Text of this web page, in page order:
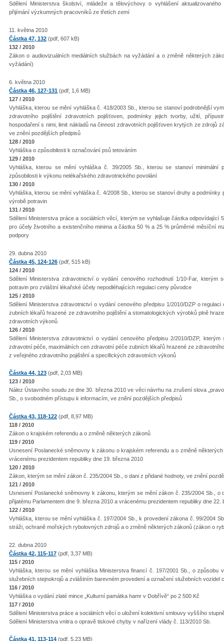
Sdělení Ministerstva školství, mládeže a tělovýchovy o vyhlášení
přijímání výzkumných pracovníků ze třetích zemí
11. května 2010
Částka 47, 132 (pdf, 607 kB)
132 / 2010
Zákon o audiovizuálních mediálních službách na vyžádání a o změně některých
vyžádání)
6. května 2010
Částka 46, 127-131 (pdf, 1,6 MB)
127 / 2010
Vyhláška, kterou se mění vyhláška č. 418/2003 Sb., kterou se stanoví podrobnější
zdravotního pojištění zdravotních pojišťoven, podmínky jejich tvorby, užití,
hospodaření s nimi, limit nákladů na činnost zdravotních pojišťoven krytých ze zdrojů
ve znění pozdějších předpisů
128 / 2010
Vyhláška o způsobilosti k označování psů tetováním
129 / 2010
Vyhláška, kterou se mění vyhláška č. 39/2005 Sb., kterou se stanoví minimální
způsobilosti k výkonu nelékařského zdravotnického povolání
130 / 2010
Vyhláška, kterou se mění vyhláška č. 4/2008 Sb., kterou se stanoví druhy a
výrobě potravin
131 / 2010
Sdělení Ministerstva práce a sociálních věcí, kterým se vyhlašuje částka odpovídající
pro účely životního a existenčního minima a částka 50 % a 25 % průměrné měsíční
podpory
29. dubna 2010
Částka 45, 124-126 (pdf, 515 kB)
124 / 2010
Sdělení Ministerstva zdravotnictví o vydání cenového rozhodnutí 1/10-Far, kterým
potravin pro zvláštní lékařské účely nepodléhajících regulaci ceny původce
125 / 2010
Sdělení Ministerstva zdravotnictví o vydání cenového předpisu 1/2010/DZP o
zubních lékařů hrazené ze zdravotního pojištění a stomatologických výrobků plně
zdravotních výkonů
126 / 2010
Sdělení Ministerstva zdravotnictví o vydání cenového předpisu 2/2010/DZP,
zdravotní péče, maximálních cen zdravotní péče zubních lékařů hrazené ze
z veřejného zdravotního pojištění a specifických zdravotních výkonů
Částka 44, 123 (pdf, 2,03 MB)
123 / 2010
Nález Ústavního soudu ze dne 30. března 2010 ve věci návrhu na zrušení slova
Sb., o svobodném přístupu k informacím, ve znění pozdějších předpisů
Částka 43, 118-122 (pdf, 8,97 MB)
118 / 2010
Zákon o krajském referendu a o změně některých zákonů
119 / 2010
Usnesení Poslanecké sněmovny k zákonu o krajském referendu a o změně
vrácenému prezidentem republiky dne 19. března 2010
120 / 2010
Zákon, kterým se mění zákon č. 235/2004 Sb., o dani z přidané hodnoty, ve znění
121 / 2010
Usnesení Poslanecké sněmovny k zákonu, kterým se mění zákon č. 235/2004 Sb., o
přijatému Parlamentem dne 9. března 2010 a vrácenému prezidentem republiky dne 22.
122 / 2010
Vyhláška, kterou se mění vyhláška č. 197/2004 Sb., k provedení zákona č. 99/2004
stráži, ochraně mořských rybolovných zdrojů a o změně některých zákonů (zákon o
22. dubna 2010
Částka 42, 115-117 (pdf, 3,37 MB)
115 / 2010
Vyhláška, kterou se mění vyhláška Ministerstva financí č. 197/2001 Sb., o způsobu
služebních stejnokrojů a zvláštním barevném provedení a označení služebních vozidel
116 / 2010
Vyhláška o vydání zlaté mince „Kulturní památka hamr v Dobřívě“ po 2 500 Kč
117 / 2010
Sdělení Ministerstva práce a sociálních věcí o uložení kolektivní smlouvy vyššího
Sdělení Ministerstva vnitra o opravě tiskové chyby v nařízení vlády č. 113/2010 Sb.
Částka 41, 113-114 (pdf, 5,23 MB)